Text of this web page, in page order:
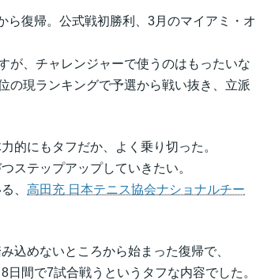
ら復帰。公式戦初勝利、3月のマイアミ・オ
が、チャレンジャーで使うのはもったいな
の現ランキングで予選から戦い抜き、立派
的にもタフだか、よく乗り切った。
ステップアップしていきたい。
、 高田充 日本テニス協会ナショナルチー
込めないところから始まった復帰で、
間で7試合戦うというタフな内容でした。